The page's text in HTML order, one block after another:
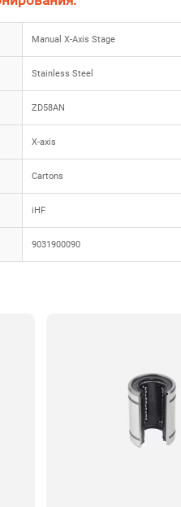
Manual X-Axis Stage
Stainless Steel
ZD58AN
X-axis
Cartons
iHF
9031900090